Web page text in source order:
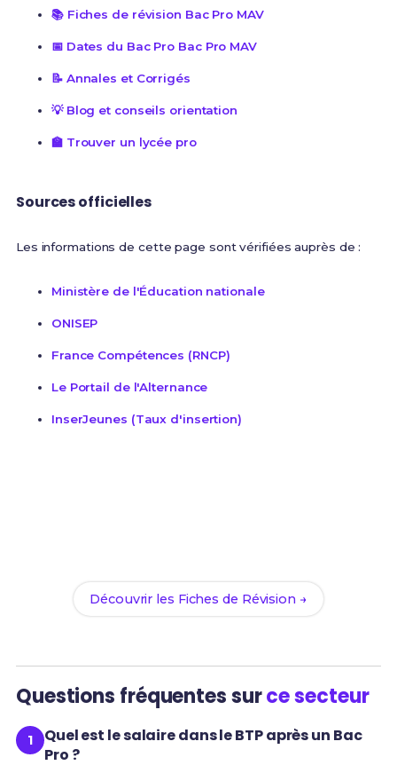
📚 Fiches de révision Bac Pro MAV
📅 Dates du Bac Pro Bac Pro MAV
📝 Annales et Corrigés
💡 Blog et conseils orientation
🏫 Trouver un lycée pro
Sources officielles
Les informations de cette page sont vérifiées auprès de :
Ministère de l'Éducation nationale
ONISEP
France Compétences (RNCP)
Le Portail de l'Alternance
InserJeunes (Taux d'insertion)
Découvrir les Fiches de Révision →
Questions fréquentes surce secteur
Quel est le salaire dans le BTP après un Bac
Pro ?